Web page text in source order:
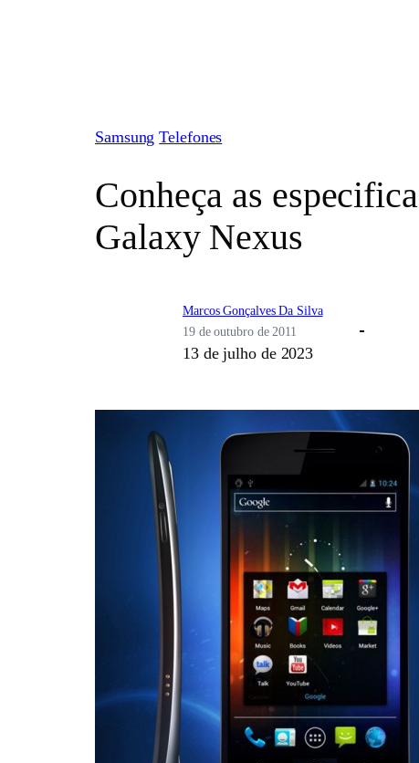
Samsung Telefones
Conheça as
Galaxy Nexus
Marcos Gonçalves Da Silva
19 de outubro de 2011
13 de julho de 2023